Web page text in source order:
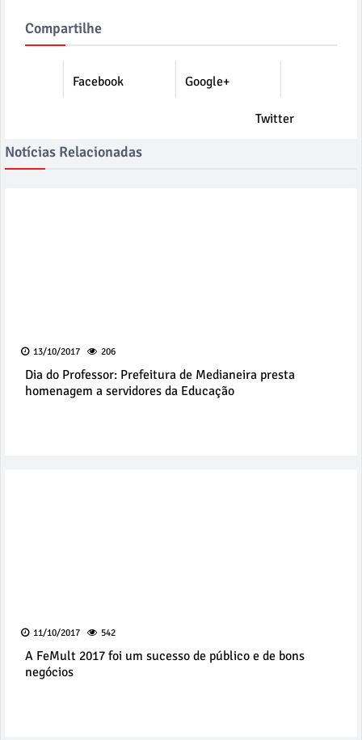
Compartilhe
Facebook Google+
Twitter
Notícias Relacionadas
13/10/2017 206
Dia do Professor: Prefeitura de Medianeira presta
homenagem a servidores da Educação
11/10/2017 542
A FeMult 2017 foi um sucesso de público e de bons
negócios